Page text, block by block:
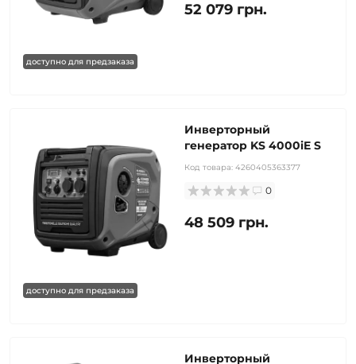
доступно для предзаказа
52 079 грн.
доступно для предзаказа
Инверторный
генератор KS 4000iE S
Код товара: 4260405363377
0
48 509 грн.
Инверторный